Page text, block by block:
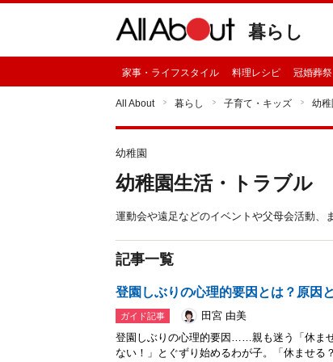
暮らし
家事・ライフスタイル 料理レシピ 冠婚葬祭
All About 暮らし 子育て・キッズ 幼稚
幼稚園
幼稚園生活・トラブル
運動会や遠足などのイベントや父母会活動、
記事一覧
登園しぶりの心理的要因とは？原因
ガイド記事
田宮 由美
登園しぶりの心理的要因……親も迷う「休ま
ない！」とぐずり始めるわが子。「休ませる